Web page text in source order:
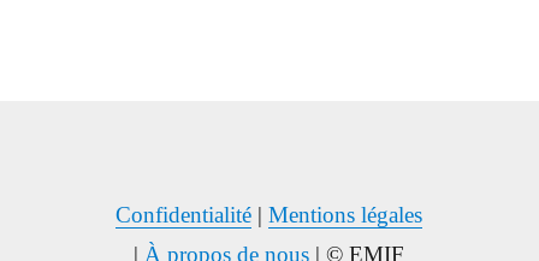
Confidentialité |Mentions légales
| À propos de nous | © EMIF